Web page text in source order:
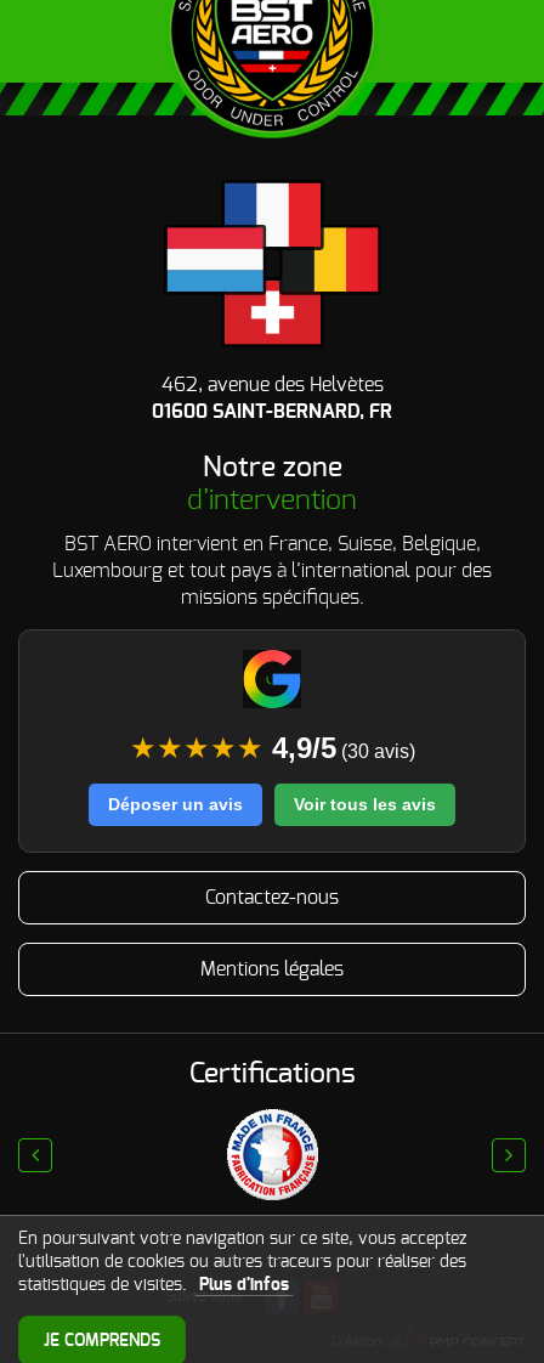
462, avenue des Helvètes
01600 SAINT-BERNARD, FR
Notre zone
d’intervention
BST AERO intervient en France, Suisse, Belgique,
Luxembourg et tout pays à l’international pour des
missions spécifiques.
★★★★★ 4,9/5(30 avis)
Déposer un avis Voir tous les avis
Contactez-nous
Mentions légales
Certifications
© 2017BST Aero
Suivez-vous
En poursuivant votre navigation sur ce site, vous acceptez
l'utilisation de cookies ou autres traceurs pour réaliser des
statistiques de visites.
Plus d'infos
JE COMPRENDS